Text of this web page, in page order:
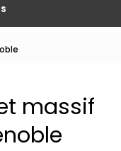
massif